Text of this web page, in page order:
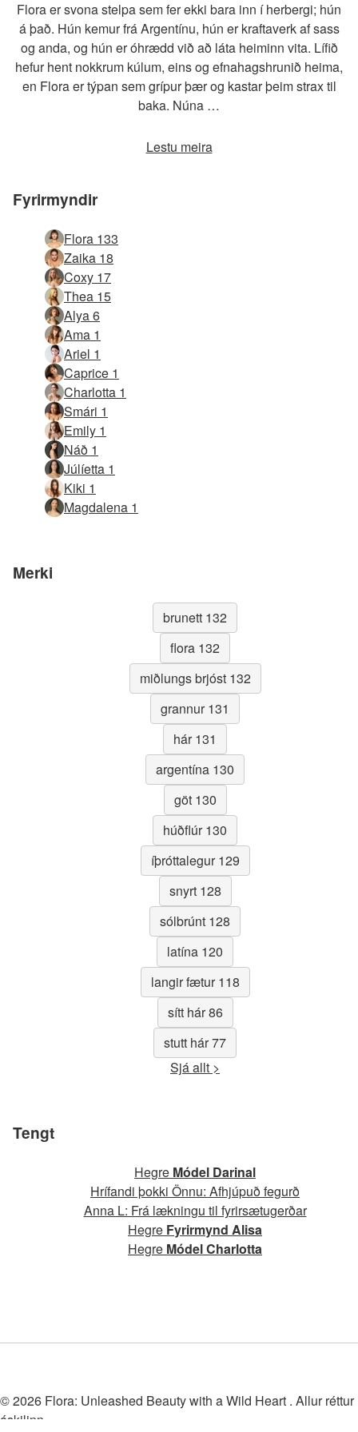
Flora er svona stelpa sem fer ekki bara inn í herbergi; hún
á það. Hún kemur frá Argentínu, hún er kraftaverk af sass
og anda, og hún er óhrædd við að láta heiminn vita. Lífið
hefur hent nokkrum kúlum, eins og efnahagshrunið heima,
en Flora er týpan sem grípur þær og kastar þeim strax til
baka. Núna …
Lestu meira
Fyrirmyndir
Flora 133
Zaika 18
Coxy 17
Thea 15
Alya 6
Ama 1
Ariel 1
Caprice 1
Charlotta 1
Smári 1
Emily 1
Náð 1
Júlíetta 1
Kiki 1
Magdalena 1
Merki
brunett 132
flora 132
miðlungs brjóst 132
grannur 131
hár 131
argentína 130
göt 130
húðflúr 130
íþróttalegur 129
snyrt 128
sólbrúnt 128
latína 120
langir fætur 118
sítt hár 86
stutt hár 77
Sjá allt >
Tengt
Hegre Módel Darinal
Hrífandi þokki Önnu: Afhjúpuð fegurð
Anna L: Frá lækningu til fyrirsætugerðar
Hegre Fyrirmynd Alisa
Hegre Módel Charlotta
© 2026 Flora: Unleashed Beauty with a Wild Heart . Allur réttur
áskilinn.